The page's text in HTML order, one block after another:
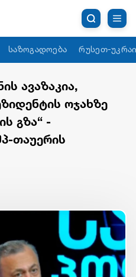
საზოგადოება რუსეთ-
ავაზაკია,
ოჯახზე
გზა“ -
თაუერის